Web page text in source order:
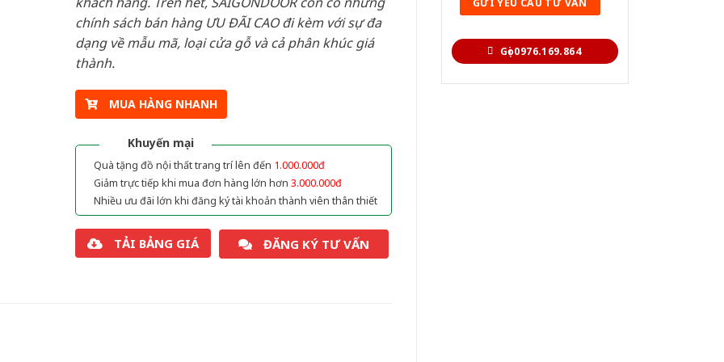
Gọi 0976.169.864
chính sách bán hàng ƯU ĐÃI CAO đi kèm với sự đa
dạng về mẫu mã, loại cửa gỗ và cả phân khúc giá
thành.
MUA HÀNG NHANH
Khuyến mại
Quà tặng đồ nội thất trang trí lên đến 1.000.000đ
Giảm trực tiếp khi mua đơn hàng lớn hơn 3.000.000đ
Nhiều ưu đãi lớn khi đăng ký tài khoản thành viên thân thiết
TẢI BẢNG GIÁ ĐĂNG KÝ TƯ VẤN